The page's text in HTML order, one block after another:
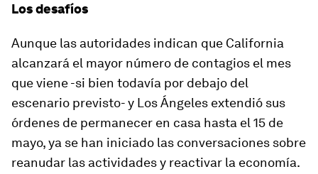
Los desafíos
Aunque las autoridades indican que California
alcanzará el mayor número de contagios el mes
que viene -si bien todavía por debajo del
escenario previsto- y Los Ángeles extendió sus
órdenes de permanecer en casa hasta el 15 de
mayo, ya se han iniciado las conversaciones sobre
reanudar las actividadesy reactivar la economía.